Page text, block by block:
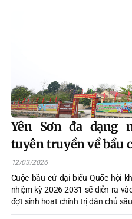
Yên Sơn đa dạng
tuyên truyền về bầu
12/03/2026
Cuộc bầu cử đại biểu Quốc hội
nhiệm kỳ 2026-2031 sẽ diễn ra
đợt sinh hoạt chính trị dân chủ
để bầu ra những đại biểu ưu tú,